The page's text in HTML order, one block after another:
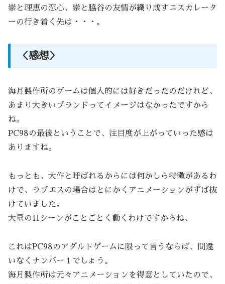
崇と理恵の恋心、崇と脇谷の友情が織り成すエスカレータ
ーの行き着く先は・・・。
＜感想＞
海月製作所のゲームは個人的には好きだったのだけれど、
あまり大きいブランドってイメージはなかったですから
ね。
PC98の最後ということで、注目度が上がっていった感は
ありますね。
もっとも、大作と呼ばれるからには何かしら特徴があるわ
けで、ラブエスの場合はとにかくアニメーションがずば抜
けていました。
大量のHシーンがことごとく動くわけですからね、
これはPC98のアダルトゲームに限って言うならば、間違
いなくナンバー１でしょう。
海月製作所は元々アニメーションを得意としていたので、